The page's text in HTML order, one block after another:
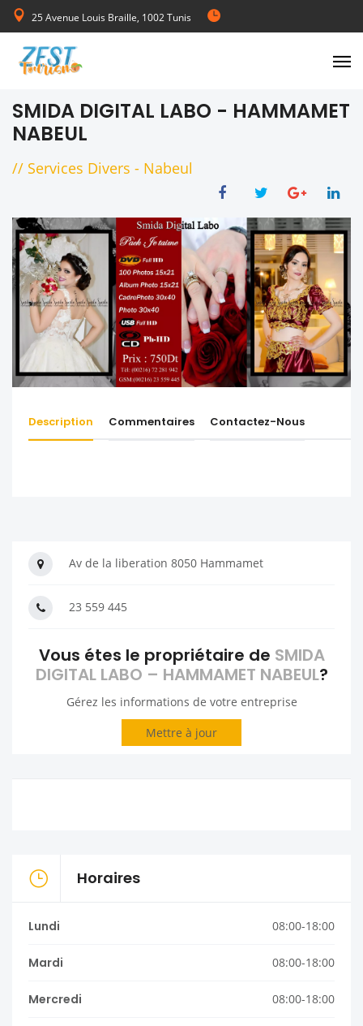
25 Avenue Louis Braille, 1002 Tunis
de Lundi au Vendredi 08:00-17:00
SMIDA DIGITAL LABO - HAMMAMET
NABEUL
// Services Divers - Nabeul
Description Commentaires Contactez-Nous
Av de la liberation 8050 Hammamet
23 559 445
Vous étes le propriétaire de SMIDA
DIGITAL LABO – HAMMAMET NABEUL?
Gérez les informations de votre entreprise
Mettre à jour
Horaires
Lundi 08:00-18:00
Mardi 08:00-18:00
Mercredi 08:00-18:00